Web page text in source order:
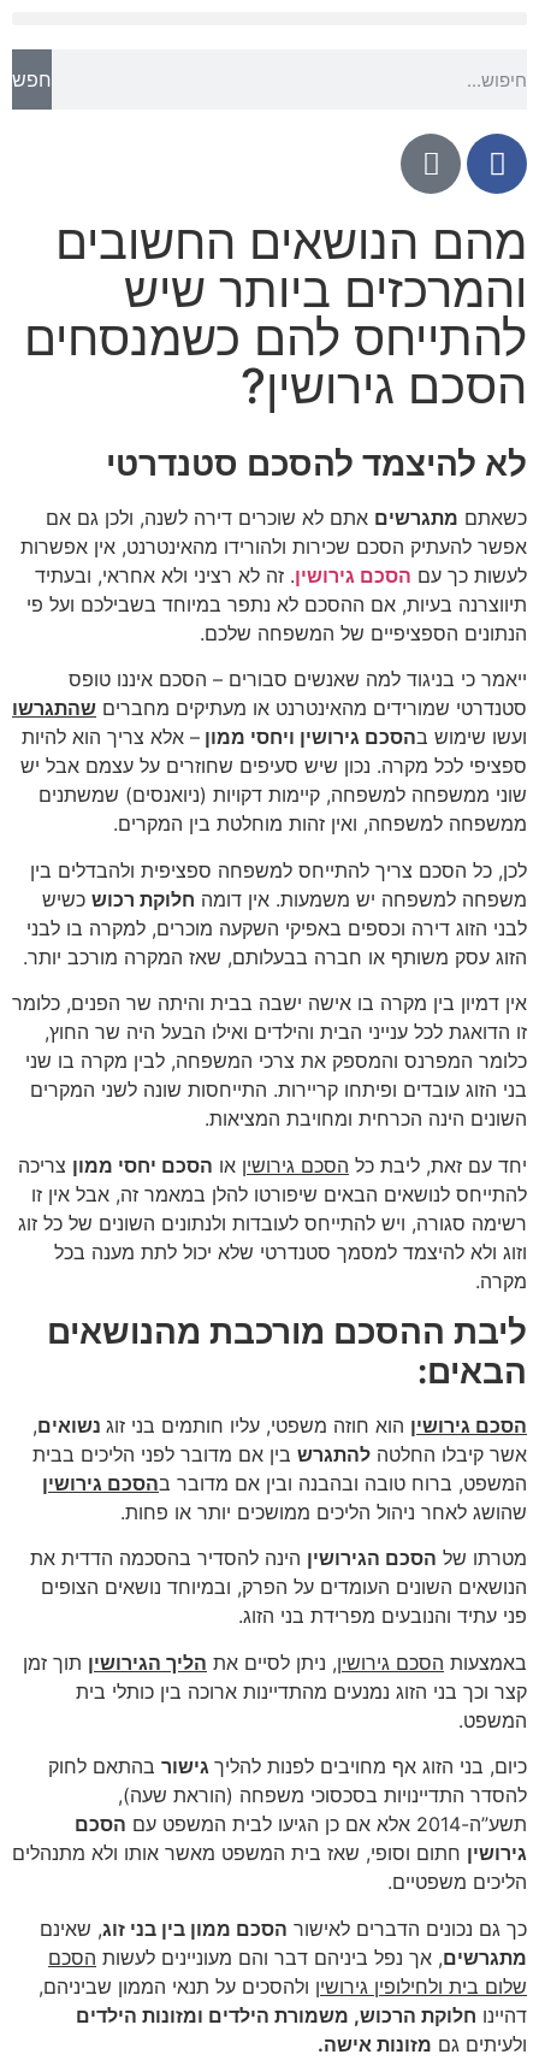
חפש
מהם הנושאים החשובים
והמרכזים ביותר שיש
להתייחס להם כשמנסחים
הסכם גירושין?
לא להיצמד להסכם סטנדרטי
כשאתם מתגרשים אתם לא שוכרים דירה לשנה, ולכן גם אם
אפשר להעתיק הסכם שכירות ולהורידו מהאינטרנט, אין אפשרות
לעשות כך עם הסכם גירושין. זה לא רציני ולא אחראי, ובעתיד
תיווצרנה בעיות, אם ההסכם לא נתפר במיוחד בשבילכם ועל פי
הנתונים הספציפיים של המשפחה שלכם.
ייאמר כי בניגוד למה שאנשים סבורים – הסכם איננו טופס
סטנדרטי שמורידים מהאינטרנט או מעתיקים מחברים שהתגרשו
ועשו שימוש בהסכם גירושין ויחסי ממון – אלא צריך הוא להיות
ספציפי לכל מקרה. נכון שיש סעיפים שחוזרים על עצמם אבל יש
שוני ממשפחה למשפחה, קיימות דקויות (ניואנסים) שמשתנים
ממשפחה למשפחה, ואין זהות מוחלטת בין המקרים.
לכן, כל הסכם צריך להתייחס למשפחה ספציפית ולהבדלים בין
משפחה למשפחה יש משמעות. אין דומה חלוקת רכוש כשיש
לבני הזוג דירה וכספים באפיקי השקעה מוכרים, למקרה בו לבני
הזוג עסק משותף או חברה בבעלותם, שאז המקרה מורכב יותר.
אין דמיון בין מקרה בו אישה ישבה בבית והיתה שר הפנים, כלומר
זו הדואגת לכל ענייני הבית והילדים ואילו הבעל היה שר החוץ,
כלומר המפרנס והמספק את צרכי המשפחה, לבין מקרה בו שני
בני הזוג עובדים ופיתחו קריירות. התייחסות שונה לשני המקרים
השונים הינה הכרחית ומחויבת המציאות.
יחד עם זאת, ליבת כל הסכם גירושין או הסכם יחסי ממון צריכה
להתייחס לנושאים הבאים שיפורטו להלן במאמר זה, אבל אין זו
רשימה סגורה, ויש להתייחס לעובדות ולנתונים השונים של כל זוג
וזוג ולא להיצמד למסמך סטנדרטי שלא יכול לתת מענה בכל
מקרה.
ליבת ההסכם מורכבת מהנושאים
הבאים:
הסכם גירושין הוא חוזה משפטי, עליו חותמים בני זוג נשואים,
אשר קיבלו החלטה להתגרש בין אם מדובר לפני הליכים בבית
המשפט, ברוח טובה ובהבנה ובין אם מדובר בהסכם גירושין
שהושג לאחר ניהול הליכים ממושכים יותר או פחות.
מטרתו של הסכם הגירושין הינה להסדיר בהסכמה הדדית את
הנושאים השונים העומדים על הפרק, ובמיוחד נושאים הצופים
פני עתיד והנובעים מפרידת בני הזוג.
באמצעות הסכם גירושין, ניתן לסיים את הליך הגירושין תוך זמן
קצר וכך בני הזוג נמנעים מהתדיינות ארוכה בין כותלי בית
המשפט.
כיום, בני הזוג אף מחויבים לפנות להליך גישור בהתאם לחוק
להסדר התדיינויות בסכסוכי משפחה (הוראת שעה),
תשע”ה-2014 אלא אם כן הגיעו לבית המשפט עם
הסכם
גירושין חתום וסופי, שאז בית המשפט מאשר אותו ולא מתנהלים
הליכים משפטיים.
כך גם נכונים הדברים לאישור הסכם ממון בין בני זוג, שאינם
מתגרשים, אך נפל ביניהם דבר והם מעוניינים לעשות הסכם
שלום בית ולחילופין גירושין ולהסכים על תנאי הממון שביניהם,
דהיינו חלוקת הרכוש, משמורת הילדים ומזונות הילדים
ולעיתים גם מזונות אישה.